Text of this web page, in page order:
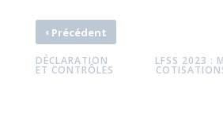
‹Précédent
DÉCLARATION
ET CONTRÔLES
LFSS 2023 :